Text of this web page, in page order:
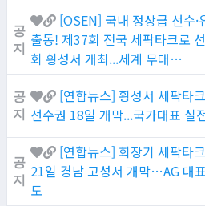
공
지
[OSEN] 국내 정상급 선수·
출동! 제37회 전국 세팍타크로
회 횡성서 개최...세계 무대…
공
지
[연합뉴스] 횡성서 세팍타
선수권 18일 개막...국가대표 실
공
지
[연합뉴스] 회장기 세팍타
21일 경남 고성서 개막…AG 대
도